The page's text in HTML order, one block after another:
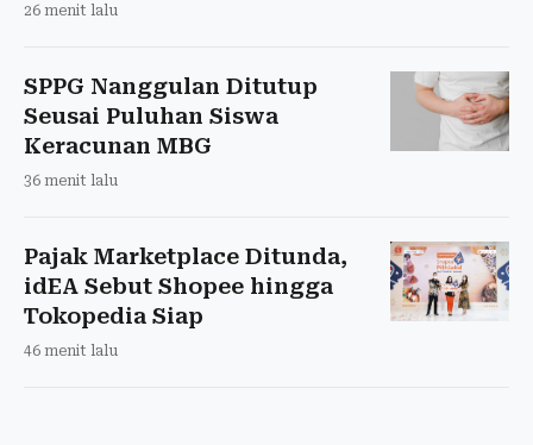
26 menit lalu
SPPG Nanggulan Ditutup
Seusai Puluhan Siswa
Keracunan MBG
36 menit lalu
Pajak Marketplace Ditunda,
idEA Sebut Shopee hingga
Tokopedia Siap
46 menit lalu